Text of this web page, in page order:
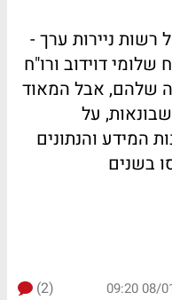
ניירות ערך -
שלומי דוידוב ורו"ח
שלהם, אבל המאוד
על
המידע והנתונים
בשנים
08/01/
(2)